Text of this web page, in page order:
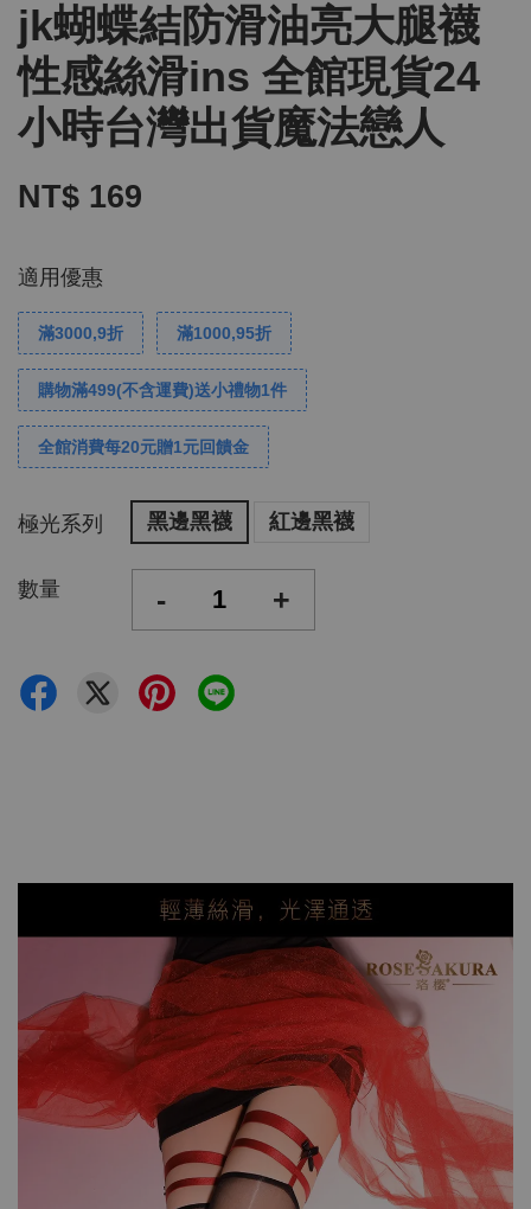
jk蝴蝶結防滑油亮大腿襪
性感絲滑ins 全館現貨24
小時台灣出貨魔法戀人
NT$ 169
適用優惠
滿3000,9折 滿1000,95折
購物滿499(不含運費)送小禮物1件
全館消費每20元贈1元回饋金
極光系列 黑邊黑襪 紅邊黑襪
數量 - +